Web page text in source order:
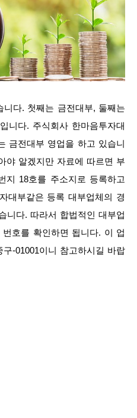
다. 첫째는 금전대부, 둘째는
니다. 주식회사 한마음투자대
금전대부 영업을 하고 있습니
야 알겠지만 자료에 따르면 부
지 18호를 주소지로 등록하고
대부같은 등록 대부업체의 경
니다. 따라서 합법적인 대부업
호를 확인하면 됩니다. 이 업
-01001이니 참고하시길 바랍